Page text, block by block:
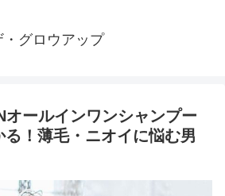
・グロウアップ
オールインワンシャンプー
！薄毛・ニオイに悩む男